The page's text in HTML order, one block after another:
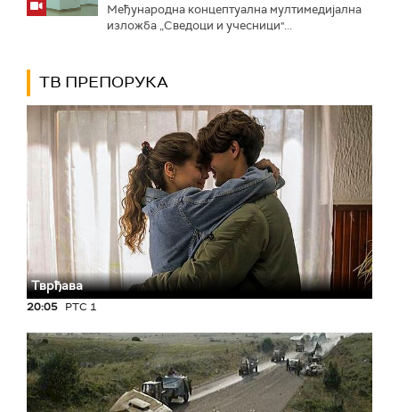
Међународна концептуална мултимедијална
изложба „Сведоци и учесници"...
ТВ ПРЕПОРУКА
Тврђава
20:05 РТС 1